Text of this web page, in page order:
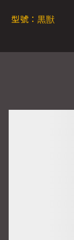
型號：黒獣